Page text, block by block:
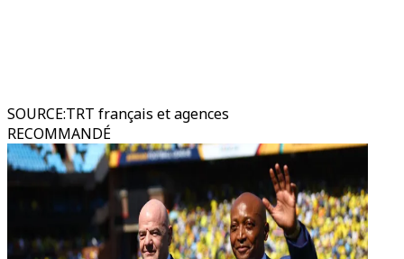
SOURCE:TRT français et agences
RECOMMANDÉ